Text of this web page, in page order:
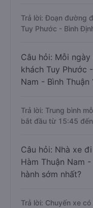
Trả lời: Đoạn đường
Tuy Phước - Bình
Câu hỏi: Mỗi
khách Tuy Phước
Nam - Bình Thuận
Trả lời: Trung bình
bắt đầu từ 15:45
Câu hỏi: Nhà xe
Hàm Thuận Nam
hành sớm nhất?
Trả lời: Chuyến xe